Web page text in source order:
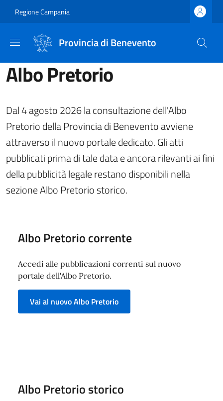
Regione Campania
Provincia di Benevento
Albo Pretorio
Dal 4 agosto 2026 la consultazione dell'Albo
Pretorio della Provincia di Benevento avviene
attraverso il nuovo portale dedicato. Gli atti
pubblicati prima di tale data e ancora rilevanti ai fini
della pubblicità legale restano disponibili nella
sezione Albo Pretorio storico.
Albo Pretorio corrente
Accedi alle pubblicazioni correnti sul nuovo
portale dell'Albo Pretorio.
Vai al nuovo Albo Pretorio
Albo Pretorio storico